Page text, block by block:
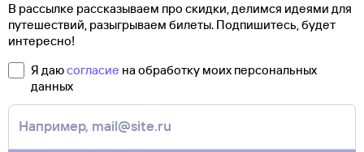
В рассылке рассказываем про скидки, делимся идеями для
путешествий, разыгрываем билеты. Подпишитесь, будет
интересно!
Я даюсогласие на обработку моих персональных
данных